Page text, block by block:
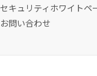
セキュリティホワイトペ
お問い合わせ